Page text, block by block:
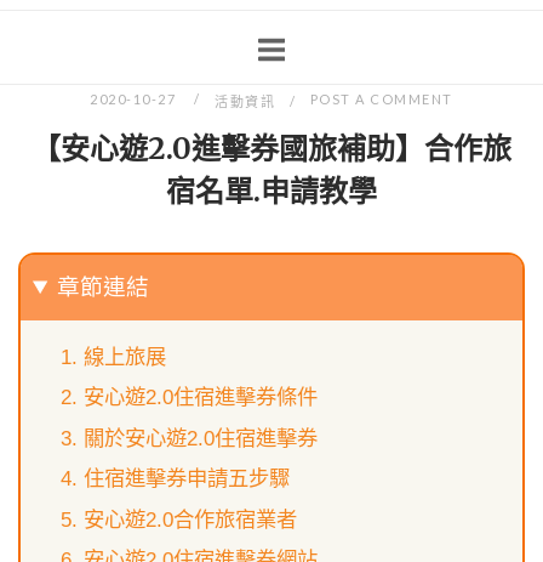
2020-10-27 活動資訊 POST A COMMENT
【安心遊2.0進擊券國旅補助】合作旅
宿名單.申請教學
章節連結
線上旅展
安心遊2.0住宿進擊券條件
關於安心遊2.0住宿進擊券
住宿進擊券申請五步驟
安心遊2.0合作旅宿業者